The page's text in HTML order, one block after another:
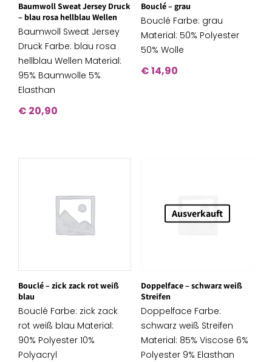
Baumwoll Sweat Jersey Druck
– blau rosa hellblau Wellen
Baumwoll Sweat Jersey
Druck Farbe: blau rosa
hellblau Wellen Material:
95% Baumwolle 5%
Elasthan
€ 20,90
Bouclé – grau
Bouclé Farbe: grau
Material: 50% Polyester
50% Wolle
€14,90
Bouclé – zick zack rot weiß
blau
Bouclé Farbe: zick zack
rot weiß blau Material:
90% Polyester 10%
Polyacryl
Ausverkauft
Doppelface – schwarz weiß
Streifen
Doppelface Farbe:
schwarz weiß Streifen
Material: 85% Viscose 6%
Polyester 9% Elasthan